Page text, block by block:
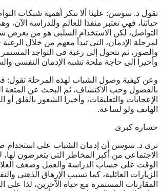
تقول د. سوسن: علينا ألا ننكر أهمية شبكات
حياتنا، فهي تعتبر منفذا للعالم وللدراسة
التواصل، لكن الاستخدام السلبى هو من يعرض
لمرحلة الإدمان، التى تبدأ معهم من خلال الرغبة
والصور، ثم تتحول إلى رغبة فى التواجد
وأخيرا إلى حاجة ملحة تشبه الإدمان النفسى
وعن كيفية وصول الشباب لهذه المرحلة تقول: فى
بالفضول وحب الاكتشاف، ثم البحث عن المتعة
الإعجابات والتعليقات، وأخيرا الشعور بالقلق أو
الهاتف ولو لساعة.
خسارة كبرى
ترى د. سوسن أن إدمان الشباب على استخدام
الاجتماعى من أكبر المخاطر التى يتعرضون لها،
الوقت على حساب الدراسة والعمل وضعف
الزيارات العائلية، كما تسبب الإرهاق الذهنى
المقارنات المستمرة مع حياة الآخرين، لذا على